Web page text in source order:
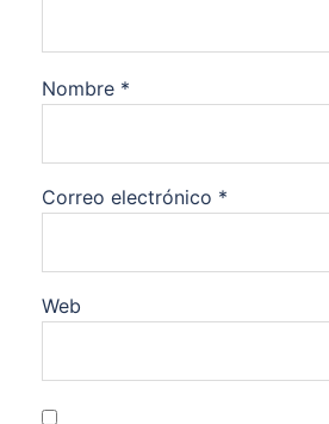
Nombre *
Correo electrónico *
Web